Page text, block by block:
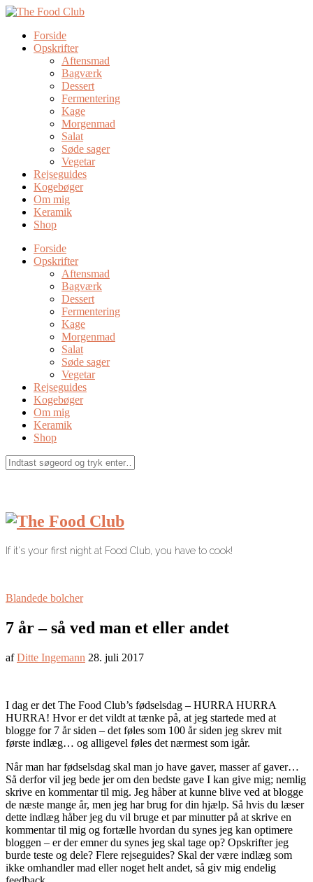
Forside
Opskrifter
Aftensmad
Bagværk
Dessert
Fermentering
Kage
Morgenmad
Salat
Søde sager
Vegetar
Rejseguides
Kogebøger
Om mig
Keramik
Shop
Forside
Opskrifter
Aftensmad
Bagværk
Dessert
Fermentering
Kage
Morgenmad
Salat
Søde sager
Vegetar
Rejseguides
Kogebøger
Om mig
Keramik
Shop
If it's your first night at Food Club, you have to cook!
Blandede bolcher
7 år – så ved man et eller andet
afDitte Ingemann 28. juli 2017
I dag er det The Food Club’s fødselsdag – HURRA HURRA
HURRA! Hvor er det vildt at tænke på, at jeg startede med at
blogge for 7 år siden – det føles som 100 år siden jeg skrev mit
første indlæg… og alligevel føles det nærmest som igår.
Når man har fødselsdag skal man jo have gaver, masser af gaver…
Så derfor vil jeg bede jer om den bedste gave I kan give mig; nemlig
skrive en kommentar til mig. Jeg håber at kunne blive ved at blogge
de næste mange år, men jeg har brug for din hjælp. Så hvis du læser
dette indlæg håber jeg du vil bruge et par minutter på at skrive en
kommentar til mig og fortælle hvordan du synes jeg kan optimere
bloggen – er der emner du synes jeg skal tage op? Opskrifter jeg
burde teste og dele? Flere rejseguides? Skal der være indlæg som
ikke omhandler mad eller noget helt andet, så giv mig endelig